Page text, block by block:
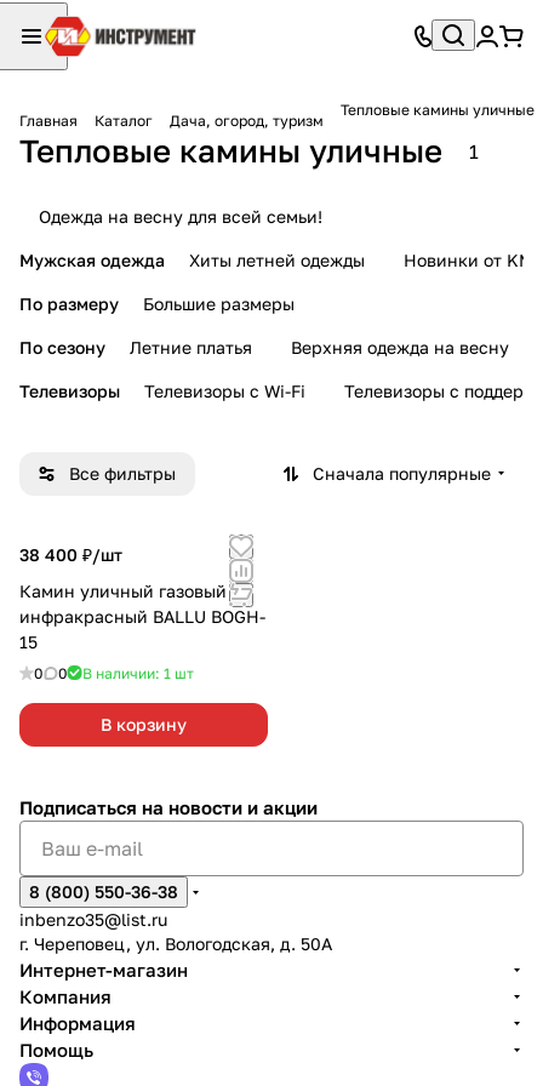
Главная Каталог Дача, огород, туризм
Тепловые камины уличные
Тепловые камины уличные 1
Одежда на весну для всей семьи!
Мужская одежда Хиты летней одежды Новинки от KMI
По размеру Большие размеры
По сезону Летние платья Верхняя одежда на весну
Телевизоры Телевизоры с Wi-Fi Телевизоры с
Все фильтры Сначала популярные
38 400 ₽/шт
Камин уличный газовый
инфракрасный BALLU BOGH-
15
0 0 В наличии: 1 шт
В корзину
Подписаться на новости и акции
8 (800) 550-36-38
inbenzo35@list.ru
г. Череповец, ул. Вологодская, д. 50А
Интернет-магазин
Компания
Информация
Помощь